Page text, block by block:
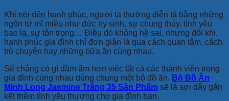
Khi nói đến hạnh phúc, người ta thường diễn tả bằng những
ngôn từ mĩ miều như đức hy sinh, sự chung thủy, tình yêu
bao la, sự tôn trọng… Điều đó không hề sai, nhưng đôi khi,
hạnh phúc gia đình chỉ đơn giản là qua cách quan tâm, cách
trò chuyện hay những bữa ăn cùng nhau.
Sẽ chẳng có gì đầm ấm hơn việc tất cả các thành viên trong
gia đình cùng nhau dùng chung một bộ đồ ăn. Bộ Đồ Ăn
Minh Long Jasmine Trắng 35 Sản Phẩm sẽ là sợi dây gắn
kết thêm tình yêu thương cho gia đình bạn.